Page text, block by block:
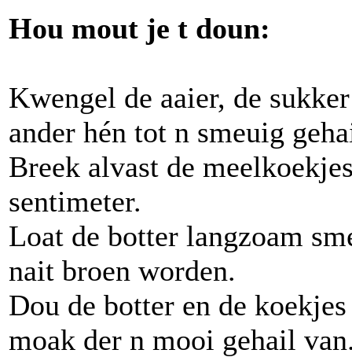
Hou mout je t doun:
Kwengel de aaier, de
ander hén tot n smeuig
Breek alvast de
sentimeter.
Loat de botter langzoam
nait broen worden.
Dou de botter en de
moak der n mooi gehail